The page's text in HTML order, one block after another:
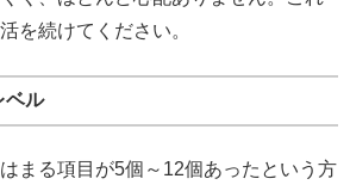
を続けてください。
ベル
まる項目が5個～12個あったという方